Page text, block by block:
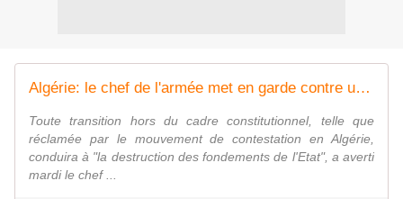
Algérie: le chef de l'armée met en garde contre une destruction des fondements de l'Etat
Toute transition hors du cadre constitutionnel, telle que
réclamée par le mouvement de contestation en Algérie,
conduira à "la destruction des fondements de l'Etat", a averti
mardi le chef ...